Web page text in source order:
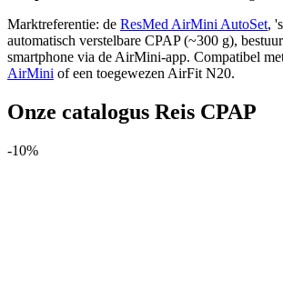
Marktreferentie: de ResMed AirMini AutoSet,
automatisch verstelbare CPAP (~300 g),
smartphone via de AirMini-app. Compatibel
AirMini of een toegewezen AirFit N20.
Onze catalogus Reis CPAP
-10%